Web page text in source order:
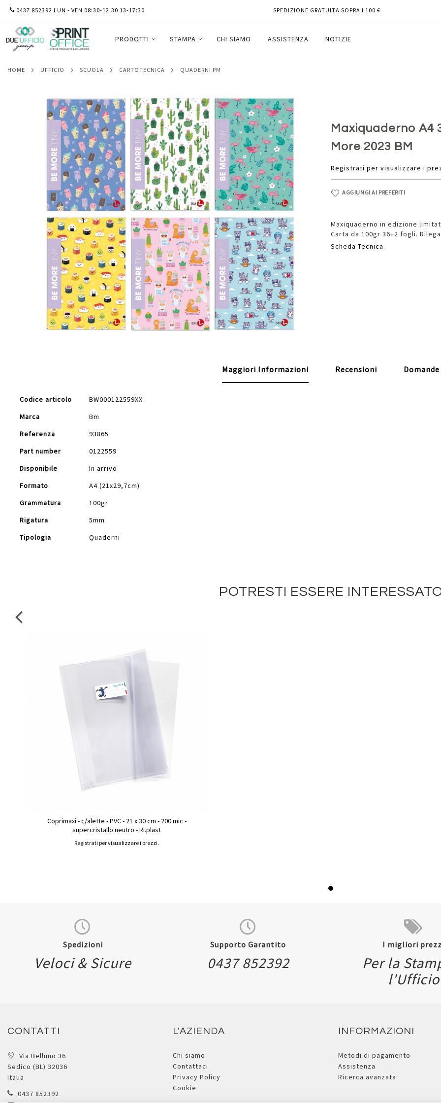
SALTA
CONTENUTO
0437 852392 LUN - VEN 08:30-12:30 13-17:30 SPEDIZIONE GRATUITA SOPRA I 100 €
PRODOTTI STAMPA CHI SIAMO ASSISTENZA NOTIZIE
HOME UFFICIO SCUOLA CARTOTECNICA QUADERNI PM
Maxiquaderno A4
More 2023 BM
Registrati per visualizzare i
AGGIUNGI AI PREFERITI
Maxiquaderno in edizione
Carta da 100gr 36+2 fogli.
Scheda Tecnica
immagini
Maggiori Informazioni
Maggiori
Codice articolo
BW000122559XX
Marca
Bm
Referenza
93865
Part number
0122559
Disponibile
In arrivo
Formato
A4 (21x29,7cm)
Grammatura
100gr
Rigatura
5mm
Tipologia
Quaderni
Recensioni Domande
POTRESTI ESSERE
Coprimaxi - c/alette - PVC - 21 x 30 cm - 200 mic -
supercristallo neutro - Ri.plast
Registrati per visualizzare i prezzi.
Spedizioni
Veloci & Sicure
Supporto Garantito
0437 852392
I migliori
Per la
l'Ufficio
CONTATTI
Via Belluno 36
Sedico (BL) 32036
Italia
0437 852392
L'AZIENDA
Chi siamo
Contattaci
Privacy Policy
Cookie
INFORMAZIONI
Metodi di pagamento
Assistenza
Ricerca avanzata